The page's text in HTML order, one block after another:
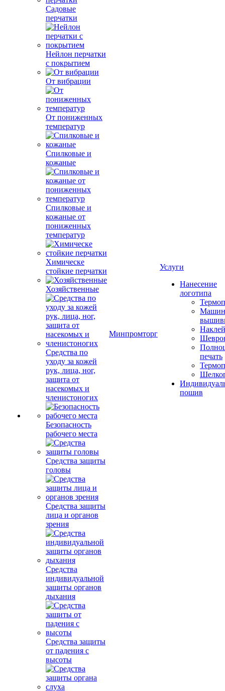
Садовые
перчатки
Нейлон перчатки
с покрытием
От вибрации
От пониженных
температур
Спилковые и
кожаные
Спилковые и
кожаные от
пониженных
температур
Химическе
стойкие перчатки
Хозяйственные
Средства по
уходу за кожей
рук, лица, ног,
защита от
насекомых и
членистоногих
Безопасность
рабочего места
Средства защиты
головы
Средства защиты
лица и органов
зрения
Средства
индивидуальной
защиты органов
дыхания
Средства защиты
от падения с
высоты
Минпромторг
Услуги
Нанесение
логотипа
печать
пошив